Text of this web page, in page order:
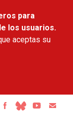
para
los usuarios.
aceptas su